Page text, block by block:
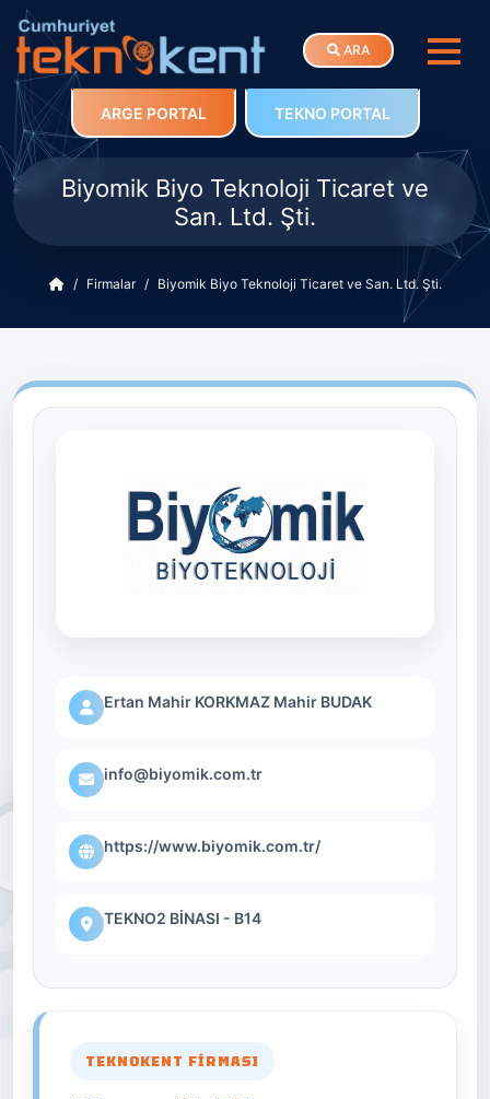
ARA
ARGE PORTAL TEKNO PORTAL
Biyomik Biyo Teknoloji Ticaret ve
San. Ltd. Şti.
Firmalar Biyomik Biyo Teknoloji Ticaret ve San. Ltd. Şti.
Ertan Mahir KORKMAZ Mahir BUDAK
info@biyomik.com.tr
https://www.biyomik.com.tr/
TEKNO2 BİNASI - B14
TEKNOKENT FIRMASI